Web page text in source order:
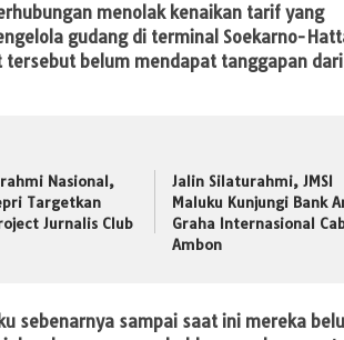
menolak kenaikan tarif yang
gudang di terminal Soekarno-
belum mendapat tanggapan dari
Nasional,
Targetkan
Jurnalis Club
Jalin Silaturahmi, JMSI
Maluku Kunjungi Bank
Graha Internasional
Ambon
sebenarnya sampai saat ini mereka